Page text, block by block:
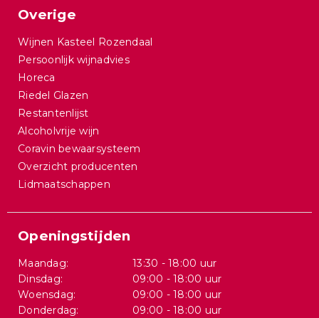
Overige
Wijnen Kasteel Rozendaal
Persoonlijk wijnadvies
Horeca
Riedel Glazen
Restantenlijst
Alcoholvrije wijn
Coravin bewaarsysteem
Overzicht producenten
Lidmaatschappen
Openingstijden
Maandag:
13:30 - 18:00 uur
Dinsdag:
09:00 - 18:00 uur
Woensdag:
09:00 - 18:00 uur
Donderdag:
09:00 - 18:00 uur